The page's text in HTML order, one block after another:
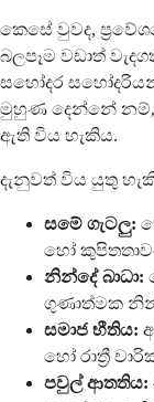
කෙසේ වුවද,
බලපෑම වඩාත්
සහෝදර
මුහුණ දෙන්නේ නම්,
ඇති විය හැකිය.
දැනුවත් විය යුතු
සමේ ගැටලු:
හෝ
නින්දේ බාධා:
ගුණාත්මක
සමාජ භීතිය:
හෝ රාත්‍රී
පවුල් ආතතිය: